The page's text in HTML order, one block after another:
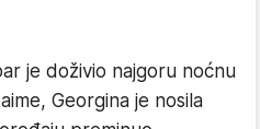
je doživio najgoru noćnu
Georgina je nosila